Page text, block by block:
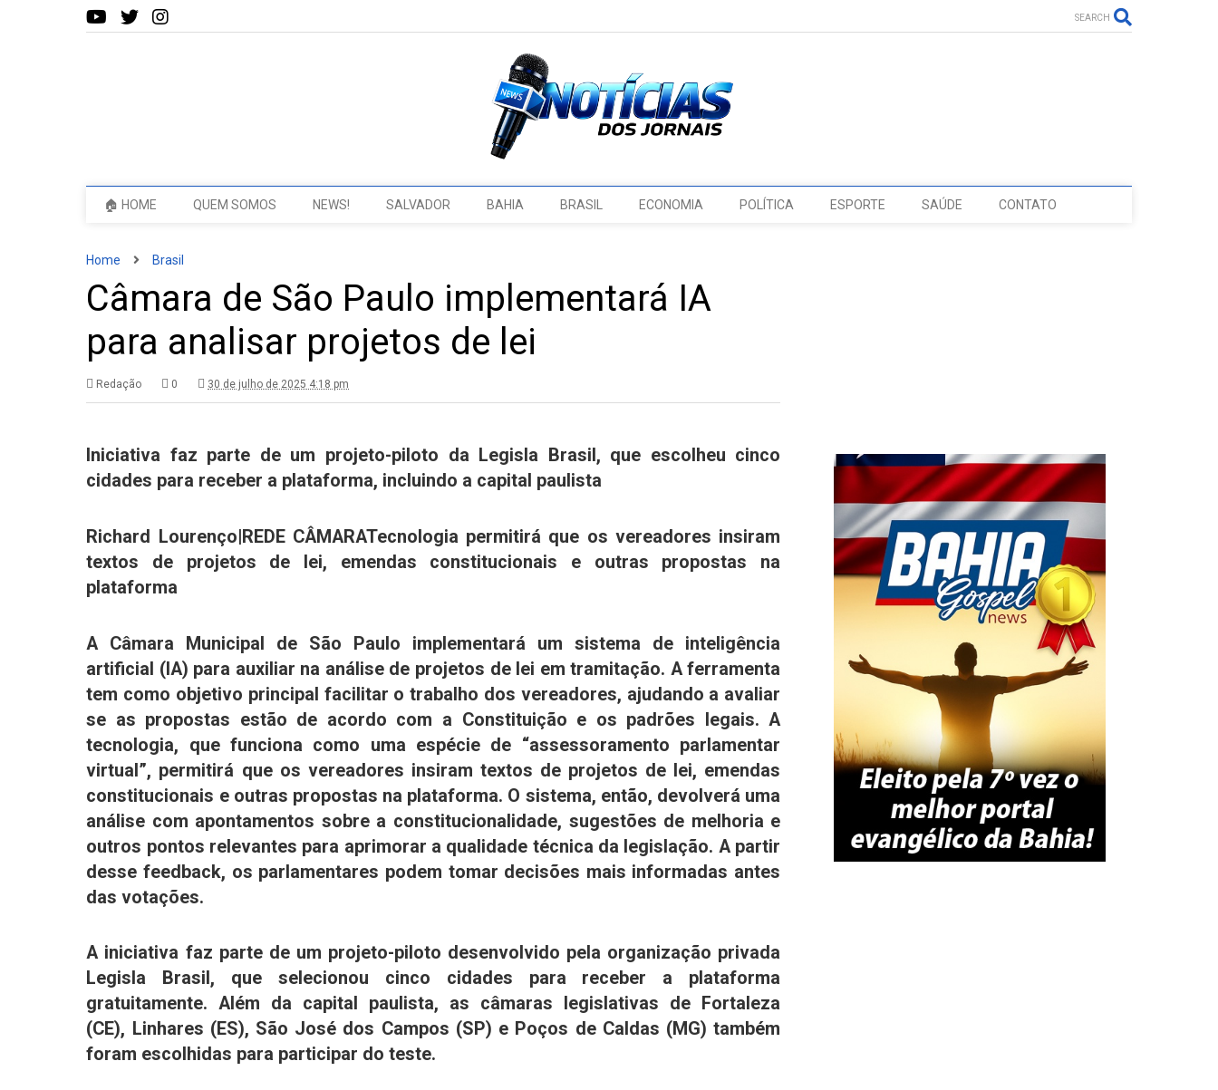
SEARCH
🏠 HOME QUEM SOMOS NEWS! SALVADOR BAHIA BRASIL ECONOMIA POLÍTICA ESPORTE SAÚDE CONTATO
Home Brasil
Câmara de São Paulo implementará IA
para analisar projetos de lei
Redação 0 30 de julho de 2025 4:18 pm
Iniciativa faz parte de um projeto-piloto da Legisla Brasil, que escolheu cinco
cidades para receber a plataforma, incluindo a capital paulista
Richard Lourenço|REDE CÂMARATecnologia permitirá que os vereadores insiram
textos de projetos de lei, emendas constitucionais e outras propostas na
plataforma
A Câmara Municipal de São Paulo implementará um sistema de inteligência
artificial (IA) para auxiliar na análise de projetos de lei em tramitação. A ferramenta
tem como objetivo principal facilitar o trabalho dos vereadores, ajudando a avaliar
se as propostas estão de acordo com a Constituição e os padrões legais. A
tecnologia, que funciona como uma espécie de “assessoramento parlamentar
virtual”, permitirá que os vereadores insiram textos de projetos de lei, emendas
constitucionais e outras propostas na plataforma. O sistema, então, devolverá uma
análise com apontamentos sobre a constitucionalidade, sugestões de melhoria e
outros pontos relevantes para aprimorar a qualidade técnica da legislação. A partir
desse feedback, os parlamentares podem tomar decisões mais informadas antes
das votações.
A iniciativa faz parte de um projeto-piloto desenvolvido pela organização privada
Legisla Brasil, que selecionou cinco cidades para receber a plataforma
gratuitamente. Além da capital paulista, as câmaras legislativas de
Fortaleza
(CE), Linhares (ES), São José dos Campos (SP) e Poços de Caldas (MG) também
foram escolhidas para participar do teste.